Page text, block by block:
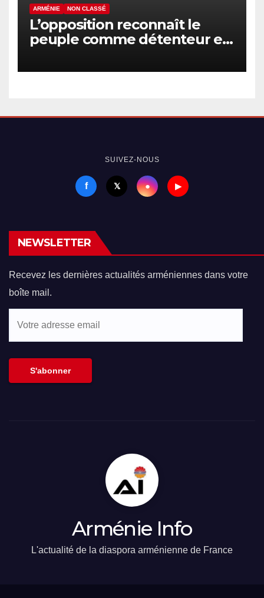
ARMÉNIE NON CLASSÉ
L’opposition reconnaît le
peuple comme détenteur et
Arménie, selon Ghazaryan
SUIVEZ-NOUS
f 𝕏 ● ▶
NEWSLETTER
Recevez les dernières actualités arméniennes dans votre
boîte mail.
S'abonner
Arménie Info
L'actualité de la diaspora arménienne de France